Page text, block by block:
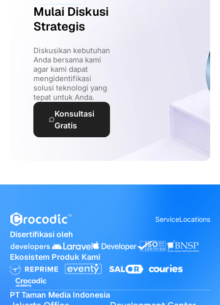
Mulai Diskusi
Strategis
Diskusikan kebutuhan
Anda bersama kami
agar kami dapat
mengidentifikasi
solusi teknologi yang
tepat untuk Anda.
Konsultasi
Gratis
ServiceLocations
Disertifikasi oleh
Ekosistem Produk Kami
PT Taman Media Indonesia